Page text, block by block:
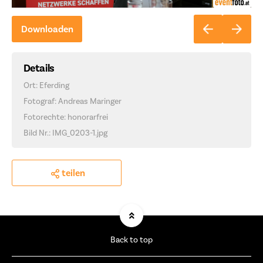
Downloaden
Details
Ort: Eferding
Fotograf: Andreas Maringer
Fotorechte: honorarfrei
Bild Nr.: IMG_0203-1.jpg
teilen
Back to top